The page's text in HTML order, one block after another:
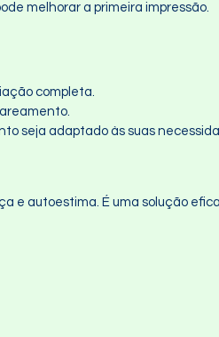
melhorar a primeira impressão.
completa.
seja adaptado às suas
e autoestima. É uma solução